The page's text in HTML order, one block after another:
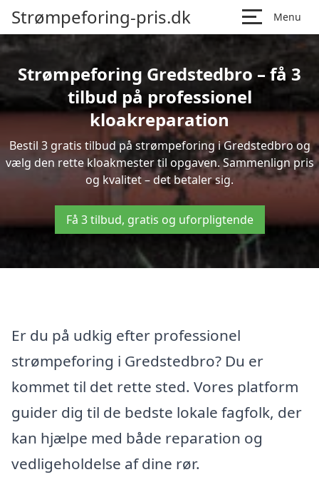
Strømpeforing-pris.dk Menu
Strømpeforing Gredstedbro – få 3
tilbud på professionel
kloakreparation
Bestil 3 gratis tilbud på strømpeforing i Gredstedbro og
vælg den rette kloakmester til opgaven. Sammenlign pris
og kvalitet – det betaler sig.
Få 3 tilbud, gratis og uforpligtende
Er du på udkig efter professionel
strømpeforing i Gredstedbro? Du er
kommet til det rette sted. Vores platform
guider dig til de bedste lokale fagfolk, der
kan hjælpe med både reparation og
vedligeholdelse af dine rør.